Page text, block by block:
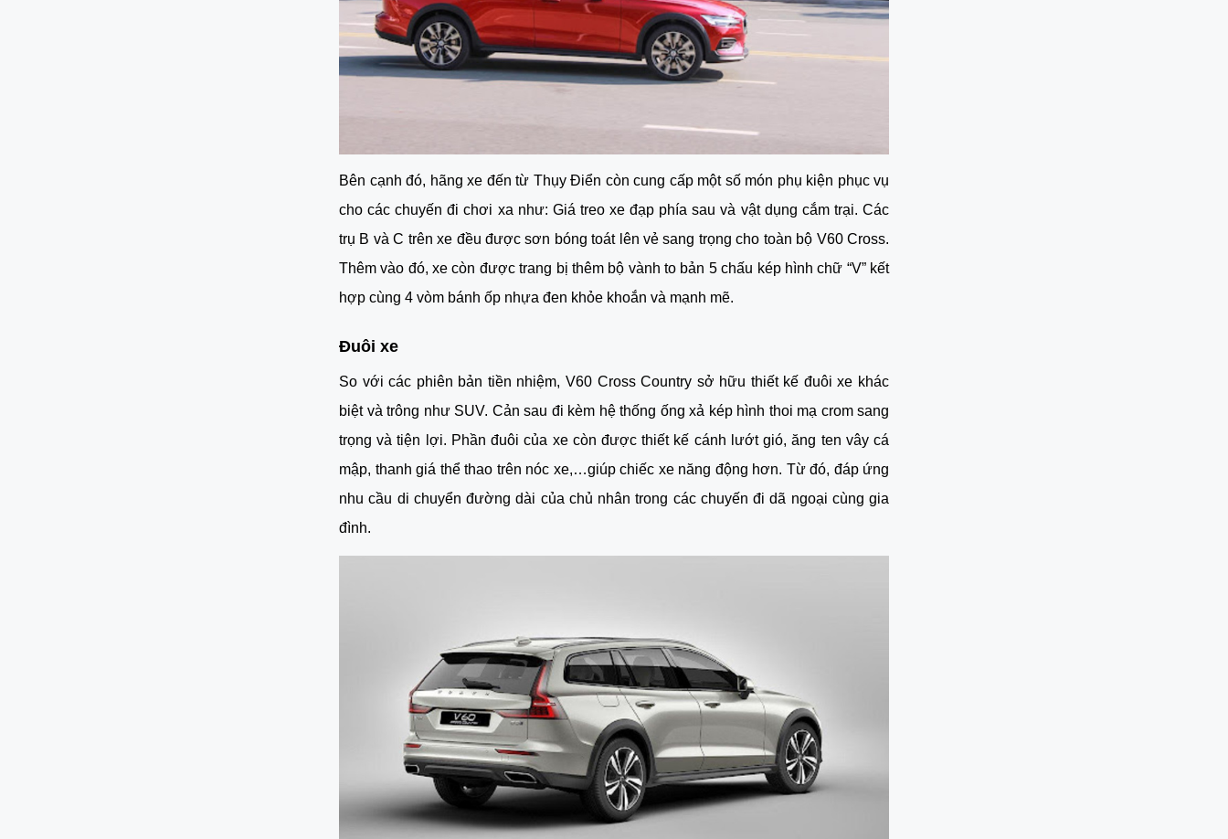
Bên cạnh đó, hãng xe đến từ Thụy Điển còn cung cấp một số món phụ kiện phục vụ
cho các chuyến đi chơi xa như: Giá treo xe đạp phía sau và vật dụng cắm trại. Các
trụ B và C trên xe đều được sơn bóng toát lên vẻ sang trọng cho toàn bộ V60 Cross.
Thêm vào đó, xe còn được trang bị thêm bộ vành to bản 5 chấu kép hình chữ “V” kết
hợp cùng 4 vòm bánh ốp nhựa đen khỏe khoắn và mạnh mẽ.
Đuôi xe
So với các phiên bản tiền nhiệm, V60 Cross Country sở hữu thiết kế đuôi xe khác
biệt và trông như SUV. Cản sau đi kèm hệ thống ống xả kép hình thoi mạ crom sang
trọng và tiện lợi. Phần đuôi của xe còn được thiết kế cánh lướt gió, ăng ten vây cá
mập, thanh giá thể thao trên nóc xe,…giúp chiếc xe năng động hơn. Từ đó, đáp ứng
nhu cầu di chuyển đường dài của chủ nhân trong các chuyến đi dã ngoại cùng gia
đình.